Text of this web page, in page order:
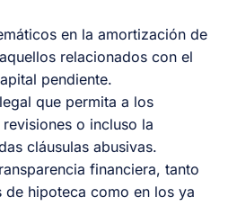
en la amortización de
relacionados con el
pendiente.
que permita a los
o incluso la
cláusulas abusivas.
financiera, tanto
hipoteca como en los ya